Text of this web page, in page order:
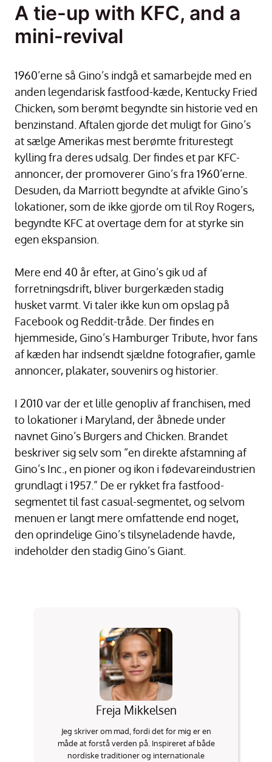
A tie-up with KFC, and a
mini-revival
1960’erne så Gino’s indgå et samarbejde med en
anden legendarisk fastfood-kæde, Kentucky Fried
Chicken, som berømt begyndte sin historie ved en
benzinstand. Aftalen gjorde det muligt for Gino’s
at sælge Amerikas mest berømte friturestegt
kylling fra deres udsalg. Der findes et par KFC-
annoncer, der promoverer Gino’s fra 1960’erne.
Desuden, da Marriott begyndte at afvikle Gino’s
lokationer, som de ikke gjorde om til Roy Rogers,
begyndte KFC at overtage dem for at styrke sin
egen ekspansion.
Mere end 40 år efter, at Gino’s gik ud af
forretningsdrift, bliver burgerkæden stadig
husket varmt. Vi taler ikke kun om opslag på
Facebook og Reddit-tråde. Der findes en
hjemmeside, Gino’s Hamburger Tribute, hvor fans
af kæden har indsendt sjældne fotografier, gamle
annoncer, plakater, souvenirs og historier.
I 2010 var der et lille genopliv af franchisen, med
to lokationer i Maryland, der åbnede under
navnet Gino’s Burgers and Chicken. Brandet
beskriver sig selv som “en direkte afstamning af
Gino’s Inc., en pioner og ikon i fødevareindustrien
grundlagt i 1957.” De er rykket fra fastfood-
segmentet til fast casual-segmentet, og selvom
menuen er langt mere omfattende end noget,
den oprindelige Gino’s tilsyneladende havde,
indeholder den stadig Gino’s Giant.
Freja Mikkelsen
Jeg skriver om mad, fordi det for mig er en
måde at forstå verden på. Inspireret af både
nordiske traditioner og internationale